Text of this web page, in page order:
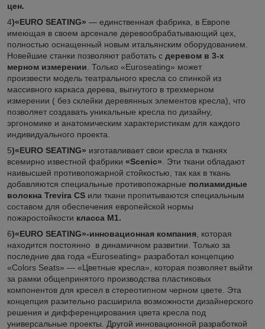
цен.
4)«EURO SEATING» ― единственная фабрика, в Европе
имеющая в своем арсенале деревообрабатывающий цех,
полностью оснащенный новым итальянским оборудованием.
Новейшие станки позволяют работать с деревом в 3-х
мерном измерении . Только «Euroseating» может
произвести модель театрального кресла со спинкой из
массивного каркаса дерева, выгнутого в трехмерном
измерении ( без склейки деревянных элементов кресла), что
позволяет создавать уникальные кресла по дизайну,
эргономике и анатомическим характеристикам для каждого
индивидуального проекта.
5)«EURO SEATING» изготавливает свои кресла в тканях
всемирно известной фабрики «Scenic» . Эти ткани обладают
наивысшей противопожарной стойкостью, так как в ткань
добавляются специальные противопожарные полиамидные
волокна Trevira CS или ткани пропитываются специальным
составом для обеспечения европейской нормы
пожаростойкости класса М1.
6)«EURO SEATING»-инновационная компания , которая
находится постоянно в динамичном развитии. Только за
последние два года «Euroseating» разработал концепцию
«Colors Seats» ― «Цветные кресла», которая позволяет выйти
за рамки общепринятого производства пластиковых
компонентов для кресел в стереотипном черном цвете. Эта
концепция разительно расширила возможности дизайнерского
решения и дифференцирования цвета кресла под
универсальные проекты. Другой инновационной разработкой